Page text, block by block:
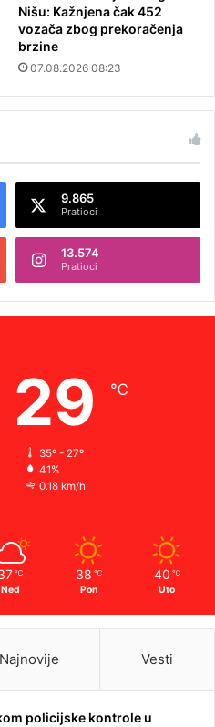
Nišu: Kažnjena čak 452
vozača zbog prekoračenja
brzine
07.08.2026 08:23
9.865
Pratioci
13.574
Pratioci
29 ℃
35º - 27º
41%
0.18 km/h
℃
Ned
38 ℃
Pon
40 ℃
Uto
Najnovije Vesti
policijske kontrole u